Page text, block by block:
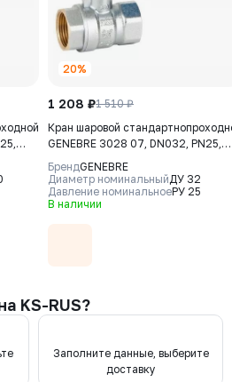
-
шара
1 208 ₽1 510 ₽
20%
Кран шаровой
GENEBRE 3028 07, DN032, PN25,
корпус - латунь (CW617N), шар -
латунь (CW617N), уплотнение
- PTFE, ВР/ВР, рукоятка-рычаг,
резьба BSPP
БрендGENEBRE
Диаметр номинальныйДУ 32
Давление номинальноеРУ 25
В наличии
KS-RUS?
Заполните данные, выберите
доставку